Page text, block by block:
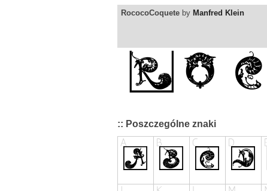
RococoCoquete by Manfred Klein
:: Poszczególne znaki